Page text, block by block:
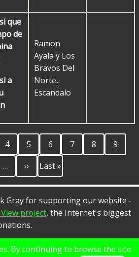
que
de
a
Ramon
Ayala y Los
Bravos Del
Norte,
Escandalo
Page
4 Page
5 Page
6 Page
7 Page
8 Page
9
…
page
››
Last
page
Last »
Gray for supporting our website -
project, the Internet's biggest
Alegre, All rights reserved.
By continuing to browse the site